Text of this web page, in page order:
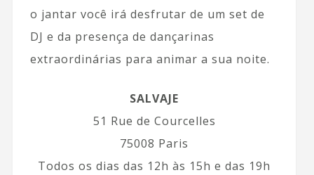
o jantar você irá desfrutar de um set de
DJ e da presença de dançarinas
extraordinárias para animar a sua noite.
SALVAJE
51 Rue de Courcelles
75008 Paris
Todos os dias das 12h às 15h e das 19h